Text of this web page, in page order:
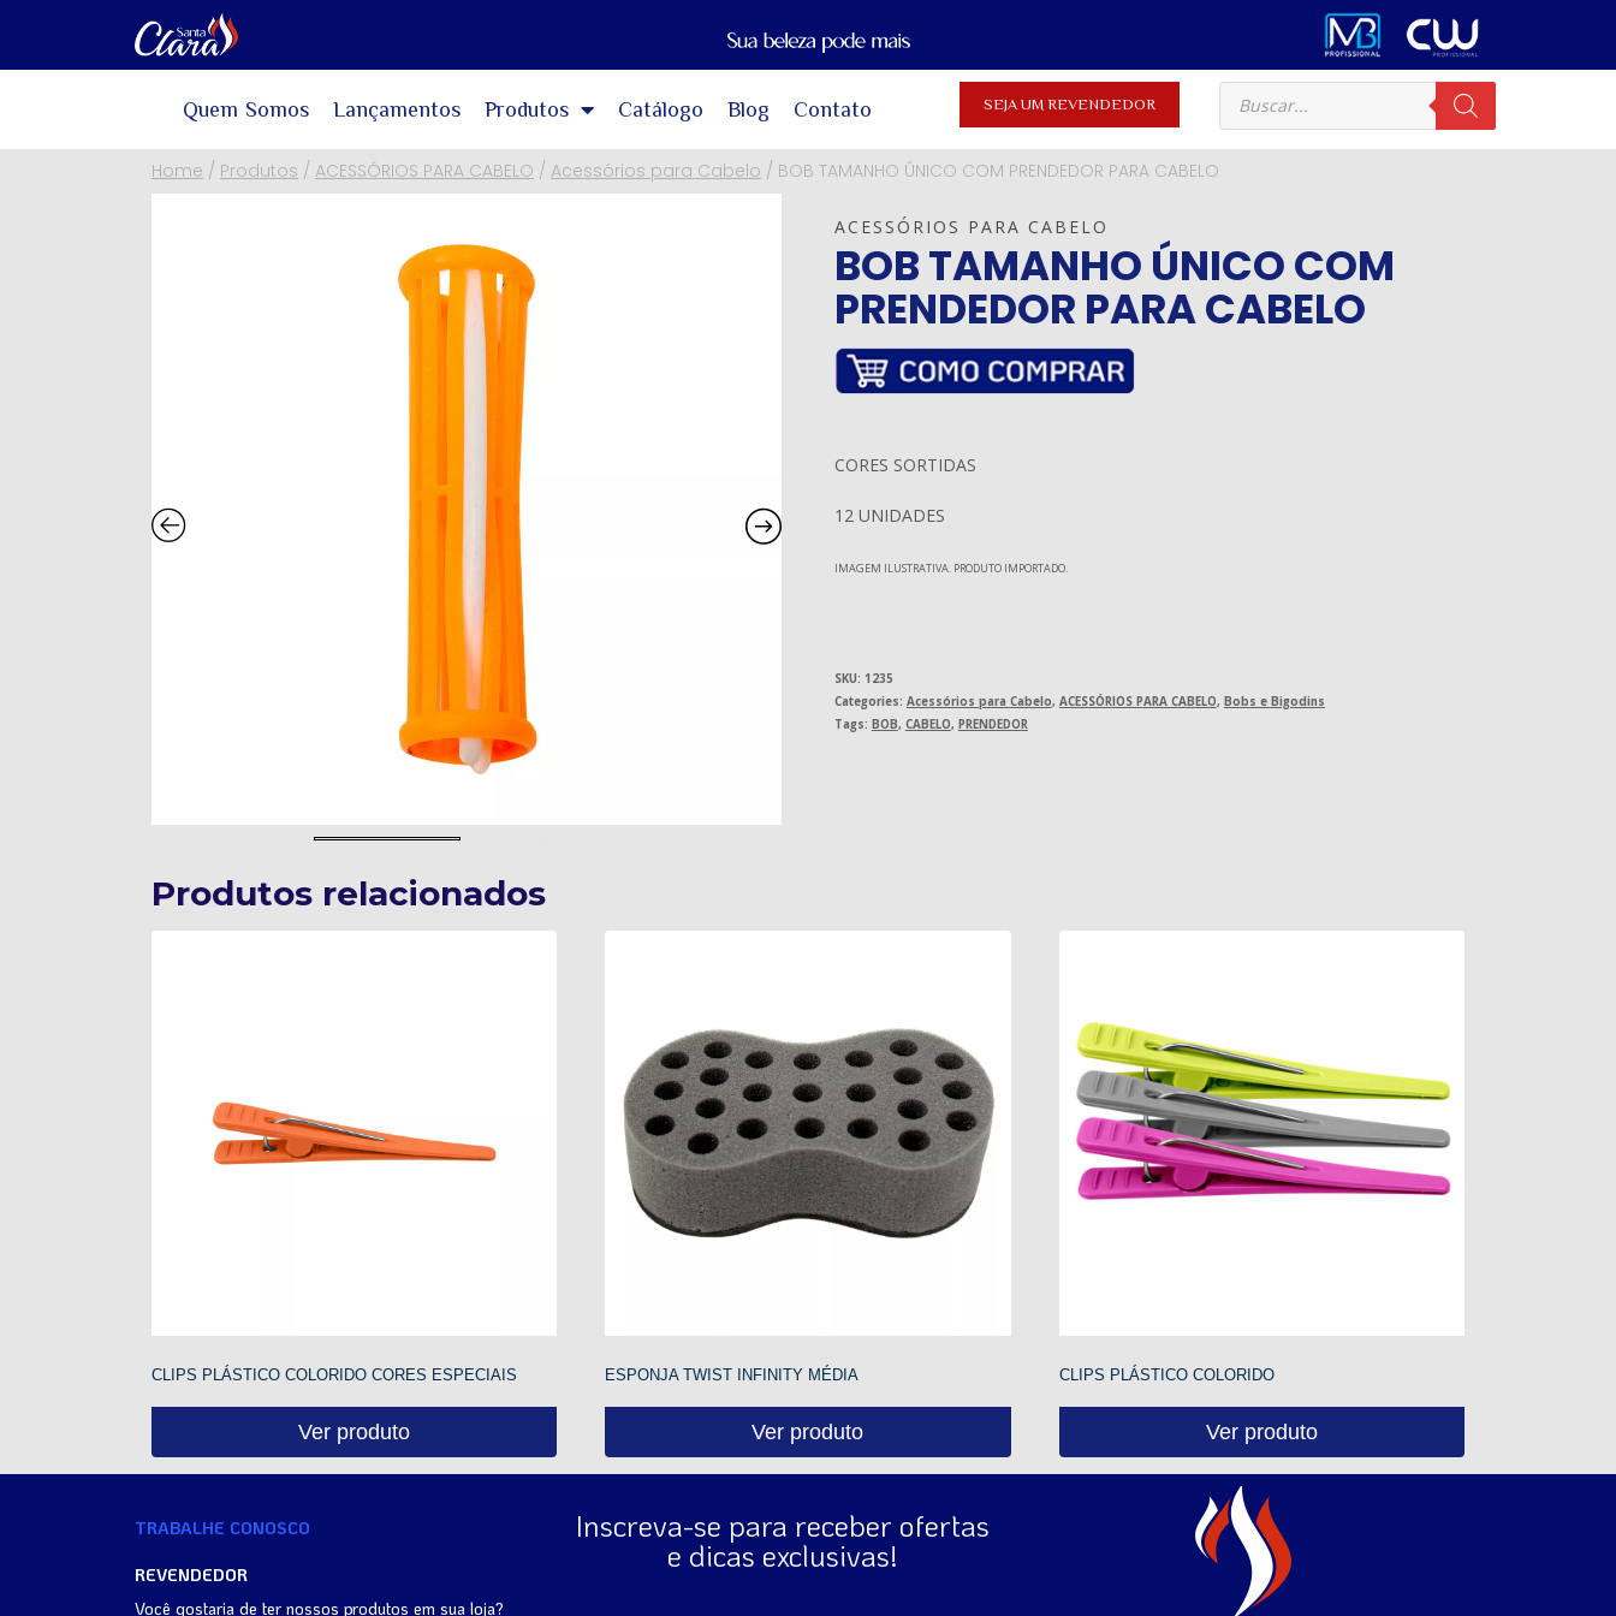
Quem Somos Lançamentos Produtos Catálogo Blog Contato SEJA UM REVENDEDOR
Home / Produtos / ACESSÓRIOS PARA CABELO / Acessórios para Cabelo / BOB TAMANHO ÚNICO COM PRENDEDOR PARA CABELO
ACESSÓRIOS PARA CABELO
BOB TAMANHO ÚNICO COM
PRENDEDOR PARA CABELO
CORES SORTIDAS
12 UNIDADES
IMAGEM ILUSTRATIVA. PRODUTO IMPORTADO.
SKU: 1235
Categories: Acessórios para Cabelo, ACESSÓRIOS PARA CABELO, Bobs e Bigodins
Tags: BOB, CABELO, PRENDEDOR
Produtos relacionados
CLIPS PLÁSTICO COLORIDO CORES ESPECIAIS
Ver produto
ESPONJA TWIST INFINITY MÉDIA
Ver produto
CLIPS PLÁSTICO COLORIDO
Ver produto
TRABALHE CONOSCO
REVENDEDOR
Você gostaria de ter nossos produtos em sua loja?
Inscreva-se para receber ofertas
e dicas exclusivas!